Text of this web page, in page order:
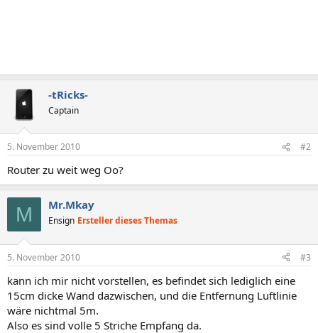
-tRicks-
Captain
5. November 2010 #2
Router zu weit weg Oo?
M Mr.Mkay
Ensign Ersteller dieses Themas
5. November 2010 #3
kann ich mir nicht vorstellen, es befindet sich lediglich eine
15cm dicke Wand dazwischen, und die Entfernung Luftlinie
wäre nichtmal 5m.
Also es sind volle 5 Striche Empfang da.